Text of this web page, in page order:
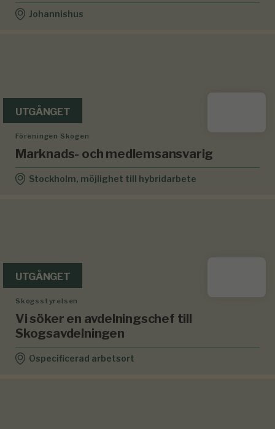
Johannishus
UTGÅNGET
Föreningen Skogen
Marknads- och medlemsansvarig
Stockholm, möjlighet till hybridarbete
UTGÅNGET
Skogsstyrelsen
Vi söker en avdelningschef till
Skogsavdelningen
Ospecificerad arbetsort